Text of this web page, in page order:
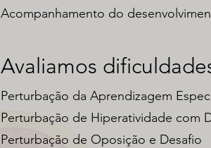
Acompanhamento do
Avaliamos
Perturbação da Aprendizagem
Perturbação de Hiperatividade com
Perturbação de Oposição e Desafio